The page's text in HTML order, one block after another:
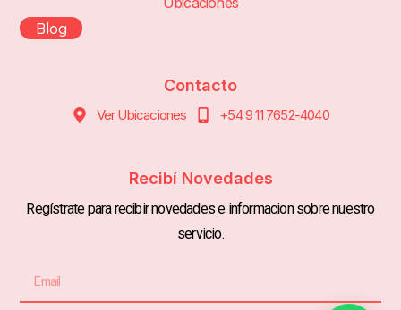
Blog
Contacto
Ver Ubicaciones +54 9 11 7652-4040
Recibí Novedades
Regístrate para recibir novedades e informacion sobre nuestro
servicio.